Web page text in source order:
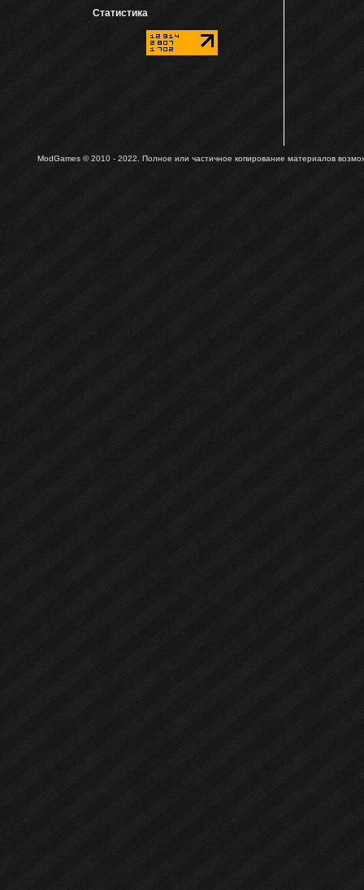
Статистика
ModGames © 2010 - 2022. Полное или частичное копирование материалов